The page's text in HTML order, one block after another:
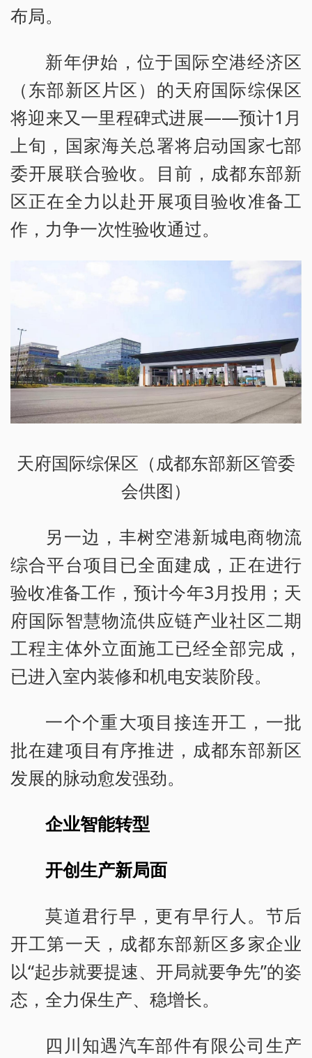
布局。
新年伊始，位于国际空港经济区
（东部新区片区）的天府国际综保区
将迎来又一里程碑式进展——预计1月
上旬，国家海关总署将启动国家七部
委开展联合验收。目前，成都东部新
区正在全力以赴开展项目验收准备工
作，力争一次性验收通过。
天府国际综保区（成都东部新区管委
会供图）
另一边，丰树空港新城电商物流
综合平台项目已全面建成，正在进行
验收准备工作，预计今年3月投用；天
府国际智慧物流供应链产业社区二期
工程主体外立面施工已经全部完成，
已进入室内装修和机电安装阶段。
一个个重大项目接连开工，一批
批在建项目有序推进，成都东部新区
发展的脉动愈发强劲。
企业智能转型
开创生产新局面
莫道君行早，更有早行人。节后
开工第一天，成都东部新区多家企业
以“起步就要提速、开局就要争先”的姿
态，全力保生产、稳增长。
四川知遇汽车部件有限公司生产